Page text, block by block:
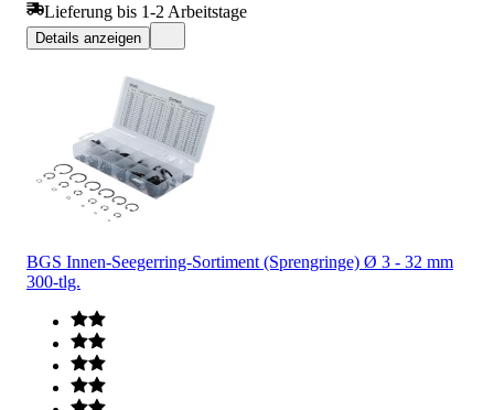
Lieferung bis 1-2 Arbeitstage
Details anzeigen
BGS Innen-Seegerring-Sortiment (Sprengringe) Ø 3 - 32 mm
300-tlg.